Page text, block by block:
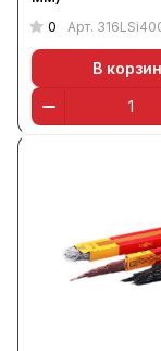
0 Арт.
В